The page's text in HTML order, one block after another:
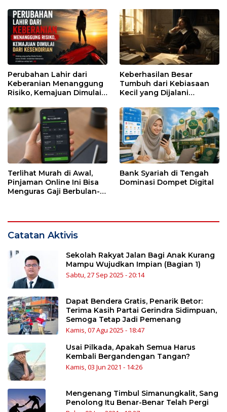
Perubahan Lahir dari
Keberanian Menanggung
Risiko, Kemajuan Dimulai
Keberhasilan Besar
Tumbuh dari Kebiasaan
Kecil yang Dijalani
Terlihat Murah di Awal,
Pinjaman Online Ini Bisa
Menguras Gaji Berbulan-
Bank Syariah di Tengah
Dominasi Dompet Digital
Catatan Aktivis
Sekolah Rakyat Jalan Bagi Anak Kurang
Mampu Wujudkan Impian (Bagian 1)
Sabtu, 27 Sep 2025 - 20:14
Dapat Bendera Gratis, Penarik Betor:
Terima Kasih Partai Gerindra Sidimpuan,
Semoga Tetap Jadi Pemenang
Kamis, 07 Agu 2025 - 18:47
Usai Pilkada, Apakah Semua Harus
Kembali Bergandengan Tangan?
Kamis, 03 Jun 2021 - 14:26
Mengenang Timbul Simanungkalit, Sang
Penolong Itu Benar-Benar Telah Pergi